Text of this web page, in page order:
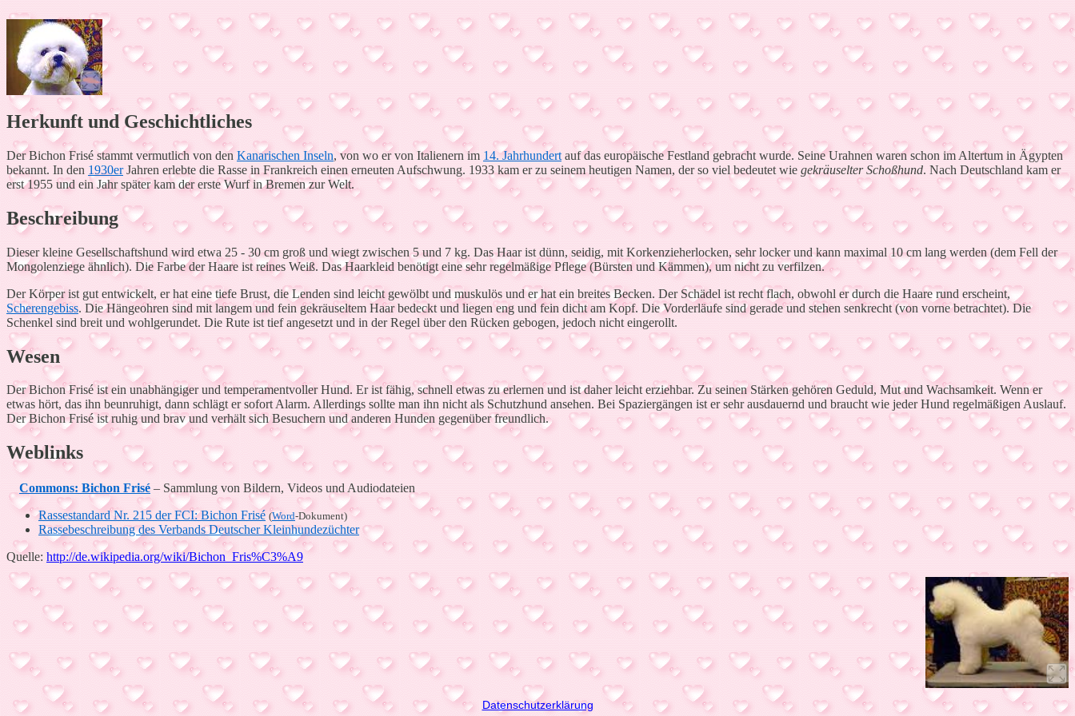
Herkunft und Geschichtliches
Der Bichon Frisé stammt vermutlich von den Kanarischen Inseln, von wo er von Italienern im 14. Jahrhundert auf das europäische Festland gebracht wurde. Seine Urahnen waren schon im Altertum in Ägypten
bekannt. In den 1930erJahren erlebte die Rasse in Frankreich einen erneuten Aufschwung. 1933 kam er zu seinem heutigen Namen, der so viel bedeutet wie gekräuselter Schoßhund. Nach Deutschland kam er
erst 1955 und ein Jahr später kam der erste Wurf in Bremen zur Welt.
Beschreibung
Dieser kleine Gesellschaftshund wird etwa 25 - 30 cm groß und wiegt zwischen 5 und 7 kg. Das Haar ist dünn, seidig, mit Korkenzieherlocken, sehr locker und kann maximal 10 cm lang werden (dem Fell der
Mongolenziege ähnlich). Die Farbe der Haare ist reines Weiß. Das Haarkleid benötigt eine sehr regelmäßige Pflege (Bürsten und Kämmen), um nicht zu verfilzen.
Der Körper ist gut entwickelt, er hat eine tiefe Brust, die Lenden sind leicht gewölbt und muskulös und er hat ein breites Becken. Der Schädel ist recht flach, obwohl er durch die Haare rund erscheint,
Scherengebiss. Die Hängeohren sind mit langem und fein gekräuseltem Haar bedeckt und liegen eng und fein dicht am Kopf. Die Vorderläufe sind gerade und stehen senkrecht (von vorne betrachtet). Die
Schenkel sind breit und wohlgerundet. Die Rute ist tief angesetzt und in der Regel über den Rücken gebogen, jedoch nicht eingerollt.
Wesen
Der Bichon Frisé ist ein unabhängiger und temperamentvoller Hund. Er ist fähig, schnell etwas zu erlernen und ist daher leicht erziehbar. Zu seinen Stärken gehören Geduld, Mut und Wachsamkeit. Wenn er
etwas hört, das ihn beunruhigt, dann schlägt er sofort Alarm. Allerdings sollte man ihn nicht als Schutzhund ansehen. Bei Spaziergängen ist er sehr ausdauernd und braucht wie jeder Hund regelmäßigen Auslauf.
Der Bichon Frisé ist ruhig und brav und verhält sich Besuchern und anderen Hunden gegenüber freundlich.
Weblinks
Commons: Bichon Frisé – Sammlung von Bildern, Videos und Audiodateien
Rassestandard Nr. 215 der FCI: Bichon Frisé (Word-Dokument)
Rassebeschreibung des Verbands Deutscher Kleinhundezüchter
Quelle: http://de.wikipedia.org/wiki/Bichon_Fris%C3%A9
Datenschutzerklärung